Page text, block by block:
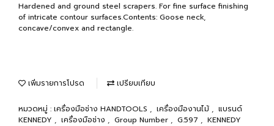
Hardened and ground steel scrapers. For fine surface finishing
of intricate contour surfaces.Contents: Goose neck,
concave/convex and rectangle.
เพิ่มรายการโปรด เปรียบเทียบ
หมวดหมู่ : เครื่องมือช่าง HANDTOOLS , เครื่องมืองานไม้ , แบรนด์
KENNEDY , เครื่องมือช่าง , Group Number , G.597 , KENNEDY